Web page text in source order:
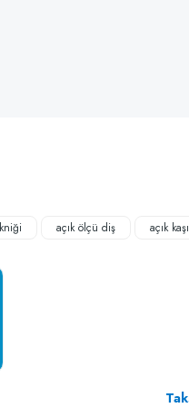
açık ölçü diş açık